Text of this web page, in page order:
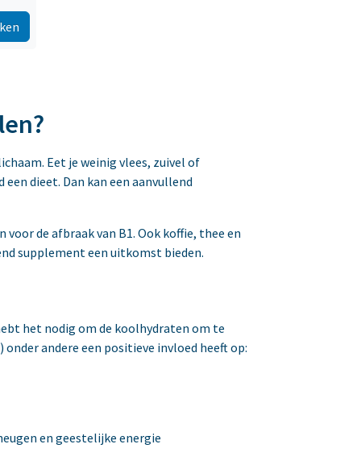
Eet je weinig vlees, zuivel of
dieet. Dan kan een aanvullend
de afbraak van B1. Ook koffie, thee en
supplement een uitkomst bieden.
het nodig om de koolhydraten om te
andere een positieve invloed heeft op:
en geestelijke energie